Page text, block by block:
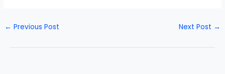
← Previous Post Next Post →